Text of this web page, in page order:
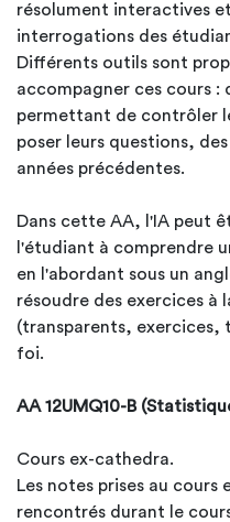
résolument interactives
interrogations des
Différents outils sont
accompagner ces cours
permettant de contrôler
poser leurs questions,
années précédentes.
Dans cette AA, l'IA peut
l'étudiant à comprendre
en l'abordant sous un
résoudre des exercices à
(transparents,
foi.
AA 12UMQ10-B
Cours ex-cathedra.
Les notes prises au
rencontrés durant le